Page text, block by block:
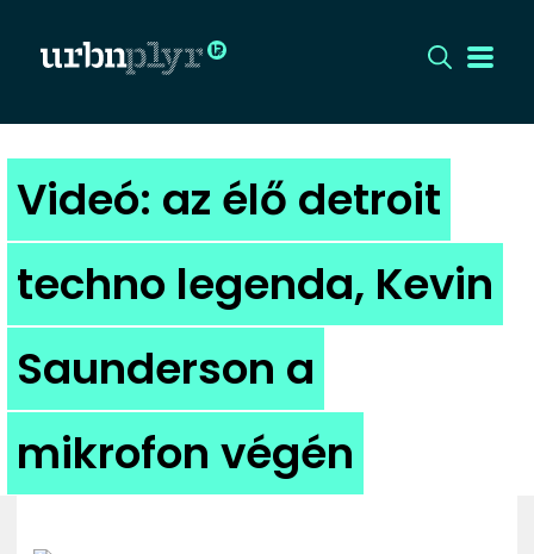
CÍMLAP
DIZÁJN
DIVAT
HIP
KULT
UTCA
Videó: az élő detroit
techno legenda, Kevin
Saunderson a
mikrofon végén